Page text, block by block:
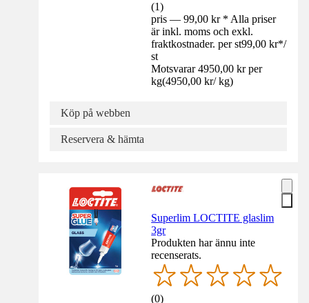
(1)
pris — 99,00 kr * Alla priser
är inkl. moms och exkl.
fraktkostnader. per st99,00 kr*/
st
Motsvarar 4950,00 kr per
kg(4950,00 kr/ kg)
Köp på webben
Reservera & hämta
Superlim LOCTITE glaslim
3gr
Produkten har ännu inte
recenserats.
(0)